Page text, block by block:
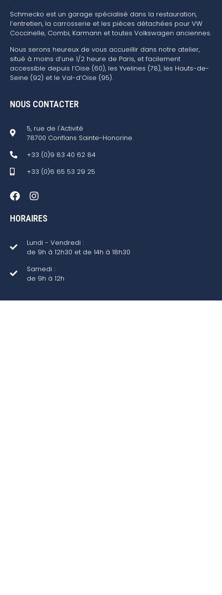
Schmecko est un garage spécialisé dans la restauration,
l’entretien, la carrosserie et les pièces détachées pour VW
Coccinelle, Combi, Karmann et toutes Volkswagen anciennes.
Nous serons heureux de vous accueillir dans notre atelier,
situé à moins d’une 1/2 heure de Paris, et facilement
accessible depuis l’Oise (60), les Yvelines (78), les Hauts-de-
Seine (92) et le Val-d’Oise (95).
NOUS CONTACTER
5, rue de l'Activité
78700 Conflans Sainte-Honorine
+33 (0)9 83 40 62 84
+33 (0)6 65 53 29 25
HORAIRES
Lundi - Vendredi :
de 9h à 12h30 et de 14h à 18h30
Samedi :
de 9h à 12h